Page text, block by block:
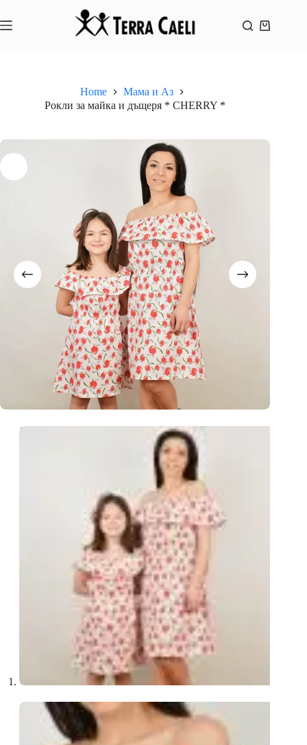
content
Shopping
Home
Мама и Аз
Рокли за майка и дъщеря * CHERRY *